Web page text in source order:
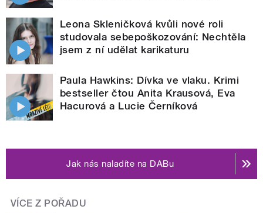
Leona Skleničková kvůli nové roli
studovala sebepoškozování: Nechtěla
jsem z ní udělat karikaturu
Paula Hawkins: Dívka ve vlaku. Krimi
bestseller čtou Anita Krausová, Eva
Hacurová a Lucie Černíková
Jak nás naladíte na DABu
VÍCE Z POŘADU